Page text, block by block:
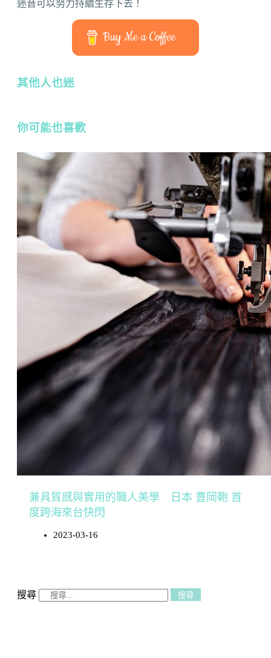
迷音可以努力持續生存下去！
Buy Me a Coffee
其他人也迷
你可能也喜歡
兼具質感與實用的職人美學 日本 豊岡鞄 首
度跨海來台快閃
2023-03-16
搜尋 搜尋